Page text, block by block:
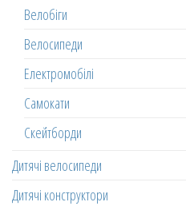
Велобіги
Велосипеди
Електромобілі
Самокати
Скейтборди
Дитячі велосипеди
Дитячі конструктори